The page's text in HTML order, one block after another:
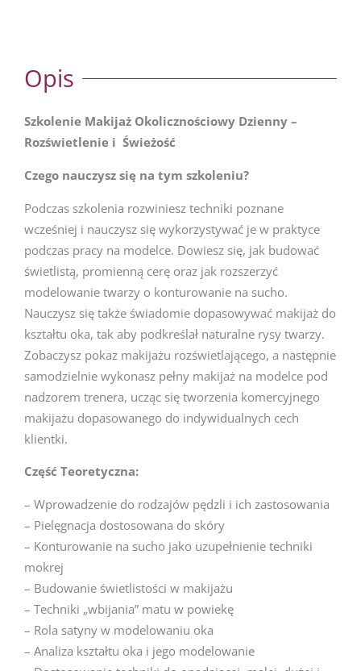
Opis
Szkolenie Makijaż Okolicznościowy Dzienny –
Rozświetlenie i Świeżość
Czego nauczysz się na tym szkoleniu?
Podczas szkolenia rozwiniesz techniki poznane
wcześniej i nauczysz się wykorzystywać je w praktyce
podczas pracy na modelce. Dowiesz się, jak budować
świetlistą, promienną cerę oraz jak rozszerzyć
modelowanie twarzy o konturowanie na sucho.
Nauczysz się także świadomie dopasowywać makijaż do
kształtu oka, tak aby podkreślał naturalne rysy twarzy.
Zobaczysz pokaz makijażu rozświetlającego, a następnie
samodzielnie wykonasz pełny makijaż na modelce pod
nadzorem trenera, ucząc się tworzenia komercyjnego
makijażu dopasowanego do indywidualnych cech
klientki.
Część Teoretyczna:
– Wprowadzenie do rodzajów pędzli i ich zastosowania
– Pielęgnacja dostosowana do skóry
– Konturowanie na sucho jako uzupełnienie techniki
mokrej
– Budowanie świetlistości w makijażu
– Techniki „wbijania” matu w powiekę
– Rola satyny w modelowaniu oka
– Analiza kształtu oka i jego modelowanie